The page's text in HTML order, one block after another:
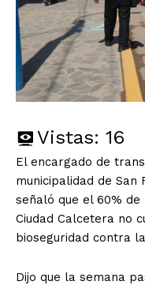
Vistas: 16
El encargado de
municipalidad de San
señaló que el 60%
Ciudad Calcetera no
bioseguridad contra
Dijo que la semana